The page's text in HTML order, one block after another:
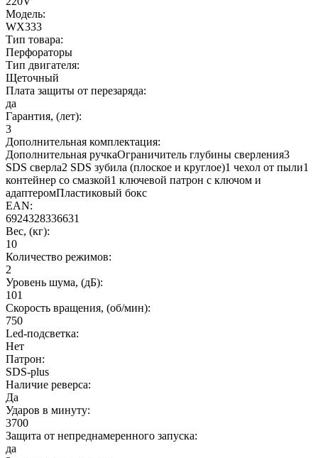
Модель:
WX333
Тип товара:
Перфораторы
Тип двигателя:
Щеточный
Плата защиты от перезаряда:
да
Гарантия, (лет):
3
Дополнительная комплектация:
Дополнительная ручкаОграничитель глубины сверления3
SDS сверла2 SDS зубила (плоское и круглое)1 чехол от пыли1
контейнер со смазкой1 ключевой патрон с ключом и
адаптеромПластиковый бокс
EAN:
6924328336631
Вес, (кг):
10
Количество режимов:
2
Уровень шума, (дБ):
101
Cкорость вращения, (об/мин):
750
Led-подсветка:
Нет
Патрон:
SDS-plus
Наличие реверса:
Да
Ударов в минуту:
3700
Защита от непреднамеренного запуска:
да